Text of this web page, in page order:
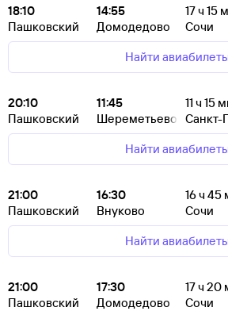
18:10
Пашковский
14:55
Домодедово
17ч 15
Сочи
Найти
20:10
Пашковский
11:45
Шереметьево
11ч 15
Санкт-
Найти
21:00
Пашковский
16:30
Внуково
16ч 45
Сочи
Найти
21:00
Пашковский
17:30
Домодедово
17ч 20
Сочи